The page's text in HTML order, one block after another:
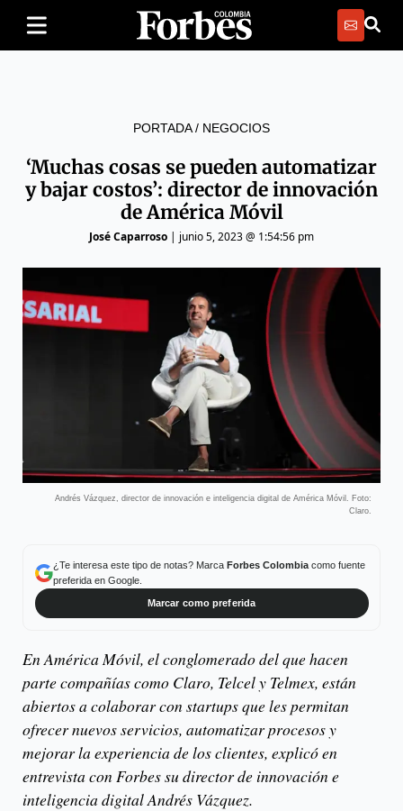
PORTADA/ NEGOCIOS
‘Muchas cosas se pueden automatizar
y bajar costos’: director de innovación
de América Móvil
José Caparroso | junio 5, 2023 @ 1:54:56 pm
Andrés Vázquez, director de innovación e inteligencia digital de América Móvil. Foto:
Claro.
¿Te interesa este tipo de notas? Marca Forbes Colombiacomo fuente
preferida en Google.
Marcar como preferida
En América Móvil, el conglomerado del que hacen
parte compañías como Claro, Telcel y Telmex, están
abiertos a colaborar con startups que les permitan
ofrecer nuevos servicios, automatizar procesos y
mejorar la experiencia de los clientes, explicó en
entrevista con Forbes su director de innovación e
inteligencia digital Andrés Vázquez.